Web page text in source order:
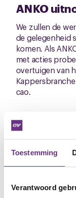
Toestemming
Verantwoord
ANKO
We zullen de
de gelegenheid
komen. Als
met acties
overtuigen van
cao.
Deze acties
wordt tijd dat de
de trendy salon
deze tijd zijn.